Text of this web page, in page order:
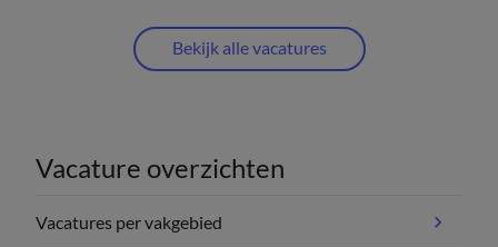
Bekijk alle vacatures
Vacature overzichten
Vacatures per vakgebied